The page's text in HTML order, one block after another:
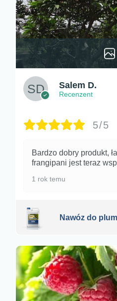
Salem D.
Recenzent
5/5
Bardzo dobry produkt,
frangipani jest teraz
1 rok temu
Nawóz do